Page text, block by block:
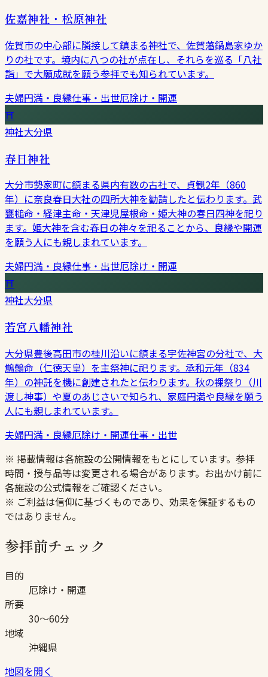
佐嘉神社・松原神社
佐賀市の中心部に隣接して鎮まる神社で、佐賀藩鍋島家ゆか
りの社です。境内に八つの社が点在し、それらを巡る「八社
詣」で大願成就を願う参拝でも知られています。
夫婦円満・良縁仕事・出世厄除け・開運
⛩
神社大分県
春日神社
大分市勢家町に鎮まる県内有数の古社で、貞観2年（860
年）に奈良春日大社の四所大神を勧請したと伝わります。武
甕槌命・経津主命・天津児屋根命・姫大神の春日四神を祀り
ます。姫大神を含む春日の神々を祀ることから、良縁や開運
を願う人にも親しまれています。
夫婦円満・良縁仕事・出世厄除け・開運
⛩
神社大分県
若宮八幡神社
大分県豊後高田市の桂川沿いに鎮まる宇佐神宮の分社で、大
鷦鷯命（仁徳天皇）を主祭神に祀ります。承和元年（834
年）の神託を機に創建されたと伝わります。秋の裸祭り（川
渡し神事）や夏のあじさいで知られ、家庭円満や良縁を願う
人にも親しまれています。
夫婦円満・良縁厄除け・開運仕事・出世
※ 掲載情報は各施設の公開情報をもとにしています。参拝
時間・授与品等は変更される場合があります。お出かけ前に
各施設の公式情報をご確認ください。
※ ご利益は信仰に基づくものであり、効果を保証するもの
ではありません。
参拝前チェック
目的
厄除け・開運
所要
30〜60分
地域
沖縄県
地図を開く